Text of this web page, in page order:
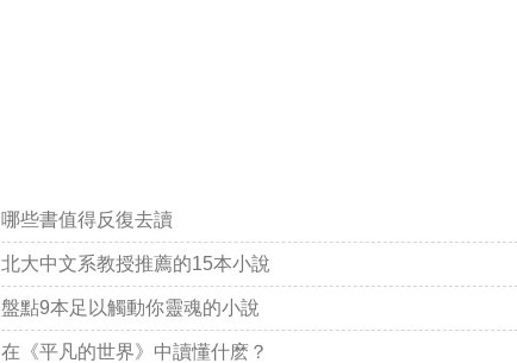
哪些書值得反復去讀
北大中文系教授推薦的15本小說
盤點9本足以觸動你靈魂的小說
在《平凡的世界》中讀懂什麽？